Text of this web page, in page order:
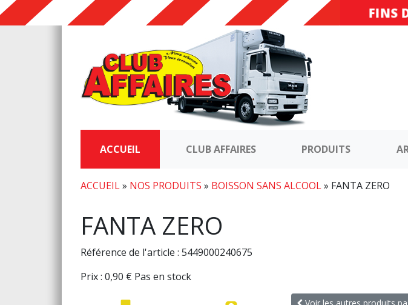
FINS
ACCUEIL CLUB AFFAIRES PRODUITS
ACCUEIL» NOS PRODUITS » BOISSON SANS ALCOOL» FANTA ZERO
FANTA ZERO
Référence de l'article : 5449000240675
Prix : 0,90 € Pas en stock